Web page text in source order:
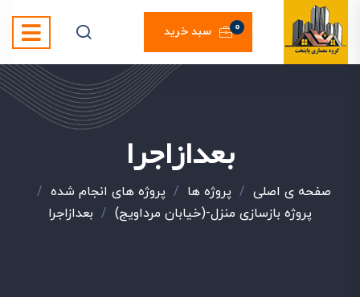
سبد خرید 0
بعدازاجرا
صفحه ی اصلی / پروژه ها / پروژه های انجام شده /
پروژه بازسازی منزل-(خیابان مرداویج) / بعدازاجرا